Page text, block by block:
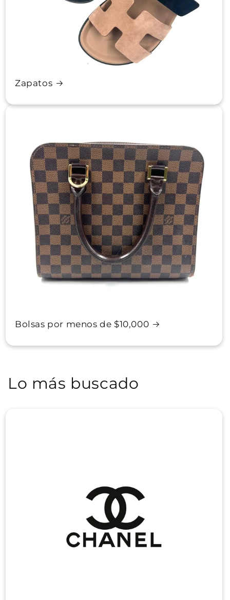
Zapatos
Bolsas por menos de $10,000
Lo más buscado